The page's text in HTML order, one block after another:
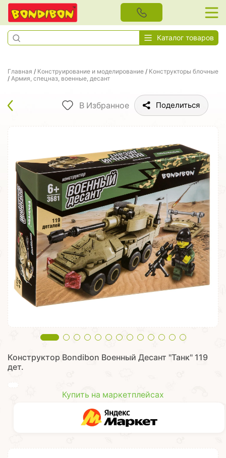
Каталог товаров
Главная / Конструирование и моделирование / Конструкторы блочные
/ Армия, спецназ, военные, десант
В Избранное Поделиться
Конструктор Bondibon Военный Десант "Танк" 119
дет.
Купить на маркетплейсах